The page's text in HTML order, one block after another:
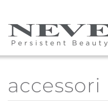
accessori